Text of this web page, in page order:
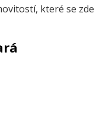
které se zde